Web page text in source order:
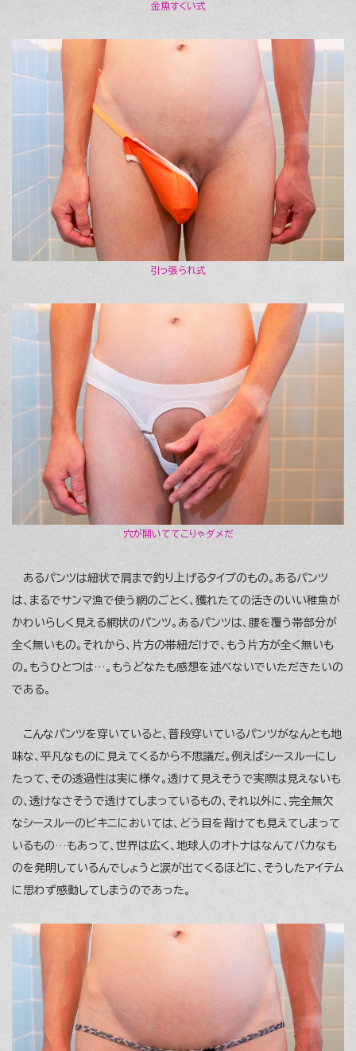
金魚すくい式
引っ張られ式
穴が開いててこりゃダメだ
あるパンツは紐状で肩まで釣り上げるタイプのもの。あるパンツ
は、まるでサンマ漁で使う網のごとく、獲れたての活きのいい稚魚が
かわいらしく見える網状のパンツ。あるパンツは、腰を覆う帯部分が
全く無いもの。それから、片方の帯紐だけで、もう片方が全く無いも
の。もうひとつは…。もうどなたも感想を述べないでいただきたいの
である。
こんなパンツを穿いていると、普段穿いているパンツがなんとも地
味な、平凡なものに見えてくるから不思議だ。例えばシースルーにし
たって、その透過性は実に様々。透けて見えそうで実際は見えないも
の、透けなさそうで透けてしまっているもの、それ以外に、完全無欠
なシースルーのビキニにおいては、どう目を背けても見えてしまって
いるもの…もあって、世界は広く、地球人のオトナはなんてバカなも
のを発明しているんでしょうと涙が出てくるほどに、そうしたアイテム
に思わず感動してしまうのであった。